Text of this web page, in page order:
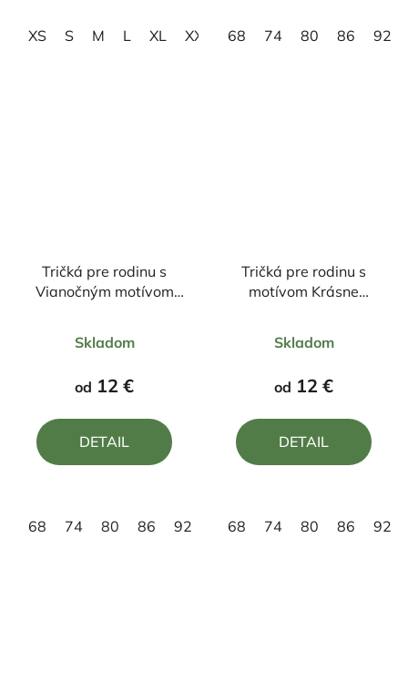
XS S M L XL XXL 3XL
68 74 80 86 92
Tričká pre rodinu s
Vianočným motívom
hodnotenie
produktu
4,8
z
Skladom
od 12 €
DETAIL
68 74 80 86 92 110 122 134
Tričká pre rodinu s
motívom Krásne
hodnotenie
produktu
4,8
z
Skladom
od 12 €
DETAIL
68 74 80 86 92